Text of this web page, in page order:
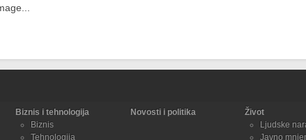
Biznis i tehnologija
Biznis
Tehnologija
Novosti i politika
Život
Ljudske
Javno